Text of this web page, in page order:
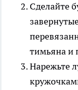
Сделайте
тимьяна и
Нарежьте